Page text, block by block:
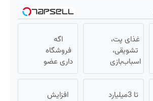
غذای پت،
تشویقی،
اسباب‌بازی
و لوازم
با تخفیف
اگه
فروشگاه
داری عضو
فروشندگان
شو 3
تا 3میلیارد
افزایش